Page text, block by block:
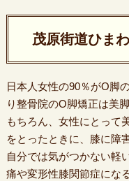
茂原街道ひま
日本人女性の90％がO脚
り整骨院のO脚矯正は美
もちろん、女性にとって
をとったときに、膝に障
自分では気がつかない軽
痛や変形性膝関節症にな